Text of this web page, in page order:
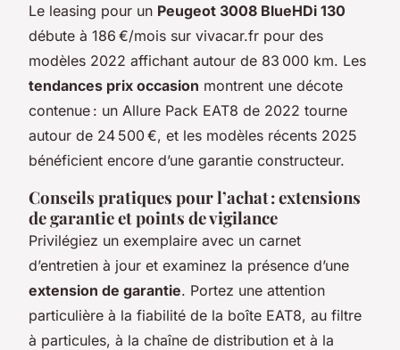
Le leasing pour un Peugeot 3008 BlueHDi 130
débute à 186 €/mois sur vivacar.fr pour des
modèles 2022 affichant autour de 83 000 km. Les
tendances prix occasion montrent une décote
contenue : un Allure Pack EAT8 de 2022 tourne
autour de 24 500 €, et les modèles récents 2025
bénéficient encore d’une garantie constructeur.
Conseils pratiques pour l’achat : extensions
de garantie et points de vigilance
Privilégiez un exemplaire avec un carnet
d’entretien à jour et examinez la présence d’une
extension de garantie. Portez une attention
particulière à la fiabilité de la boîte EAT8, au filtre
à particules, à la chaîne de distribution et à la